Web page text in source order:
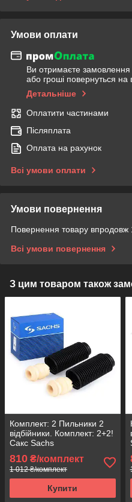
Умови оплати
Ви отримаєте замовлення
або гроші повернуться на
Детальніше
Оплатити частинами
Післяплата
Оплата на рахунок
Всі умови оплати
Умови повернення
Повернення товару впродовж
Всі умови повернення
З цим товаром також
Комплект: 2 Пильники 2
відбійники. Комплект: 2+2!
Сакс Sachs
810 ₴/комплект
1 012 ₴/комплект
Купити